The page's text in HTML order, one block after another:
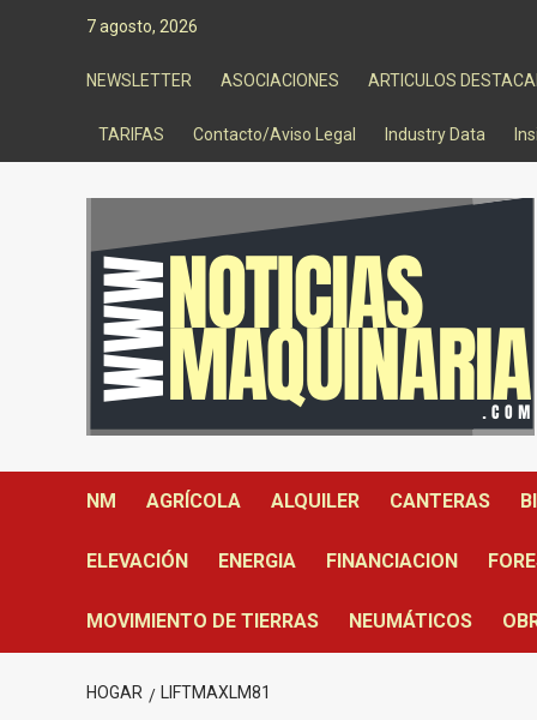
7 agosto, 2026
NEWSLETTER ASOCIACIONES ARTICULOS
TARIFAS Contacto/Aviso Legal Industry Data
NM AGRÍCOLA ALQUILER CANTERAS
ELEVACIÓN ENERGIA FINANCIACION
MOVIMIENTO DE TIERRAS NEUMÁTICOS
HOGAR LIFTMAXLM81